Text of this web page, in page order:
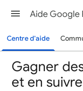
Aide Google
Centre d'aide
Gagner
et en